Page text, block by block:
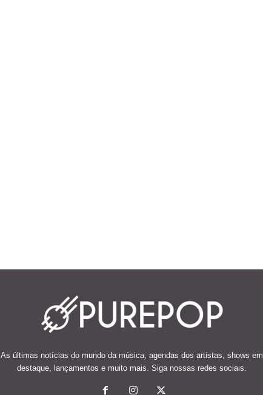
As últimas notícias do mundo da música, agendas dos artistas, shows em
destaque, lançamentos e muito mais. Siga nossas redes sociais.